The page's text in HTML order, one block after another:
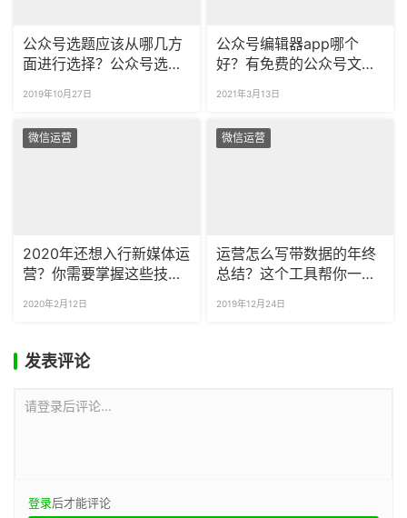
公众号选题应该从哪几方
面进行选择？公众号选题
2019年10月27日
公众号编辑器app哪个
好？有免费的公众号文章
2021年3月13日
微信运营
2020年还想入行新媒体运
营？你需要掌握这些技
2020年2月12日
微信运营
运营怎么写带数据的年终
总结？这个工具帮你一键
2019年12月24日
发表评论
请登录后评论...
登录后才能评论